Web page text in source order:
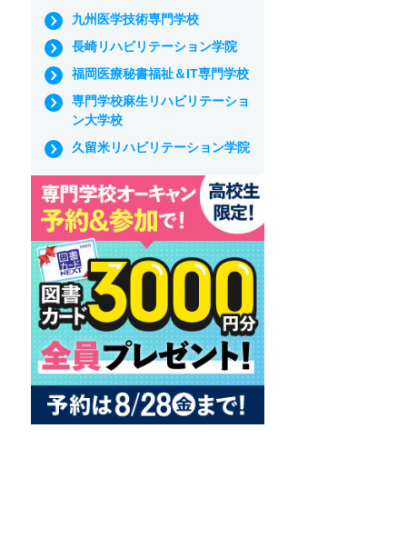
九州医学技術専門学校
長崎リハビリテーション学院
福岡医療秘書福祉＆IT専門学校
専門学校麻生リハビリテーショ
ン大学校
久留米リハビリテーション学院